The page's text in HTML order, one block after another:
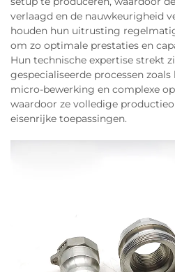
verlaagd en de nauwkeurigheid
houden hun uitrusting
om zo optimale prestaties en
Hun technische expertise strekt
gespecialiseerde processen
micro-bewerking en complexe
waardoor ze volledige
eisenrijke toepassingen.